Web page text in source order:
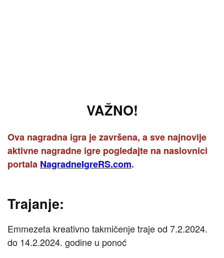
VAŽNO!
Ova nagradna igra je završena, a sve najnovije
aktivne nagradne igre pogledajte na naslovnici
portala NagradneIgreRS.com.
Trajanje:
Emmezeta kreativno takmičenje traje od 7.2.2024.
do 14.2.2024. godine u ponoć